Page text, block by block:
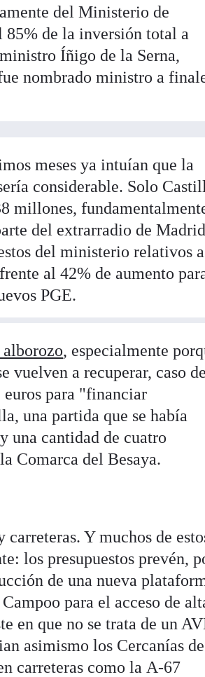
del Ministerio de
de la inversión total a
Íñigo de la Serna,
nombrado ministro a
meses ya intuían que la
considerable. Solo
millones,
del extrarradio de
del ministerio relativos a
al 42% de aumento
PGE.
, especialmente
vuelven a recuperar, caso de
para "financiar
una partida que se había
una cantidad de cuatro
Comarca del Besaya.
carreteras. Y muchos de
los presupuestos prevén,
de una nueva
para el acceso de
en que no se trata de un
asimismo los Cercanías
carreteras como la A-67